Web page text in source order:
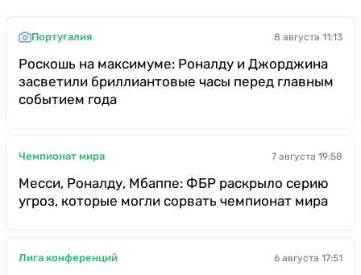
Португалия 8 августа 11:13
Роскошь на максимуме: Роналду и Джорджина
засветили бриллиантовые часы перед главным
событием года
Чемпионат мира 7 августа 19:58
Месси, Роналду, Мбаппе: ФБР раскрыло серию
угроз, которые могли сорвать чемпионат мира
Лига конференций 6 августа 17:51